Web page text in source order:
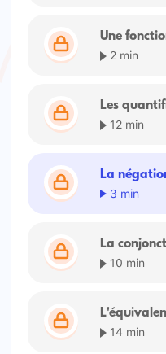
Une
2 min
Les
12 min
La
3 min
La
10 min
14 min